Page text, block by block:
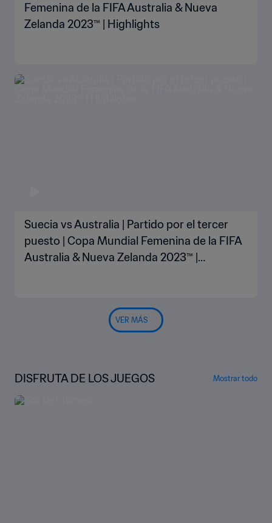
Femenina de la FIFA Australia & Nueva
Zelanda 2023™ | Highlights
Suecia vs Australia | Partido por el tercer
puesto | Copa Mundial Femenina de la FIFA
Australia & Nueva Zelanda 2023™ |
VER MÁS
DISFRUTA DE LOS JUEGOS Mostrar todo